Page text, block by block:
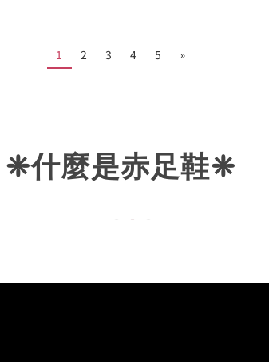
1 2 3 4 5 »
❈什麼是赤足鞋❈